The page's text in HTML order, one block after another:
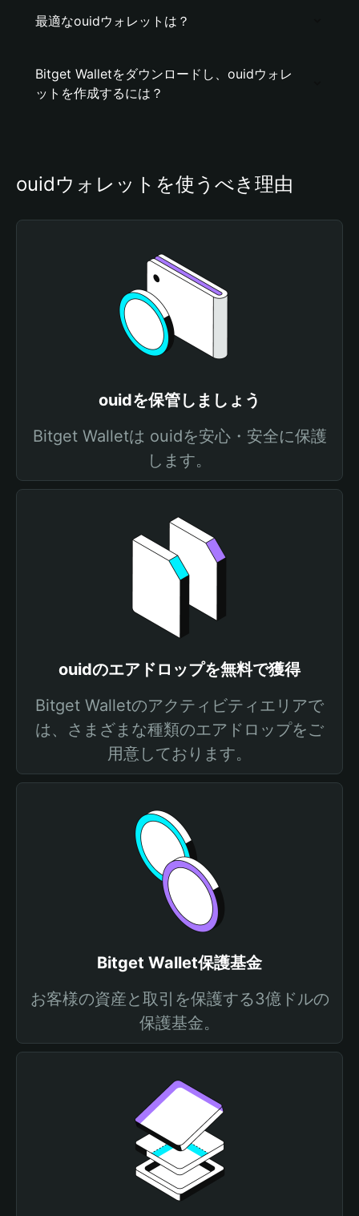
最適なouidウォレットは？
Bitget Walletをダウンロードし、ouidウォレ
ットを作成するには？
ouidウォレットを使うべき理由
ouidを保管しましょう
Bitget Walletは ouidを安心・安全に保護
します。
ouidのエアドロップを無料で獲得
Bitget Walletのアクティビティエリアで
は、さまざまな種類のエアドロップをご
用意しております。
Bitget Wallet保護基金
お客様の資産と取引を保護する3億ドルの
保護基金。